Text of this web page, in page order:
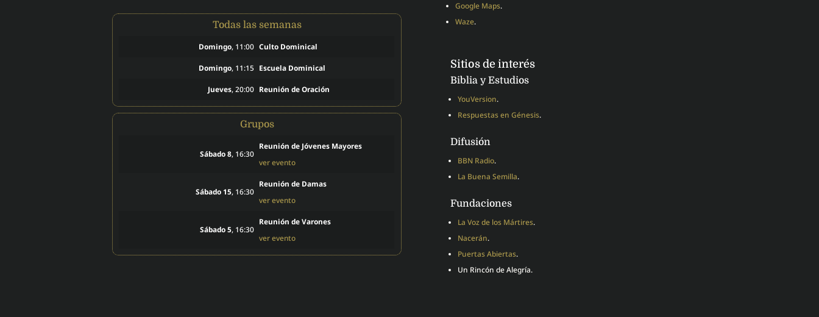
Todas las semanas
Domingo, 11:00 Culto Dominical
Domingo, 11:15 Escuela Dominical
Jueves, 20:00 Reunión de Oración
Grupos
Sábado 8, 16:30
Reunión de Jóvenes Mayores
ver evento
Sábado 15, 16:30
Reunión de Damas
ver evento
Sábado 5, 16:30
Reunión de Varones
ver evento
Google Maps.
Waze.
Sitios de interés
Biblia y Estudios
YouVersion.
Respuestas en Génesis.
Difusión
BBN Radio.
La Buena Semilla.
Fundaciones
La Voz de los Mártires.
Nacerán.
Puertas Abiertas.
Un Rincón de Alegría.